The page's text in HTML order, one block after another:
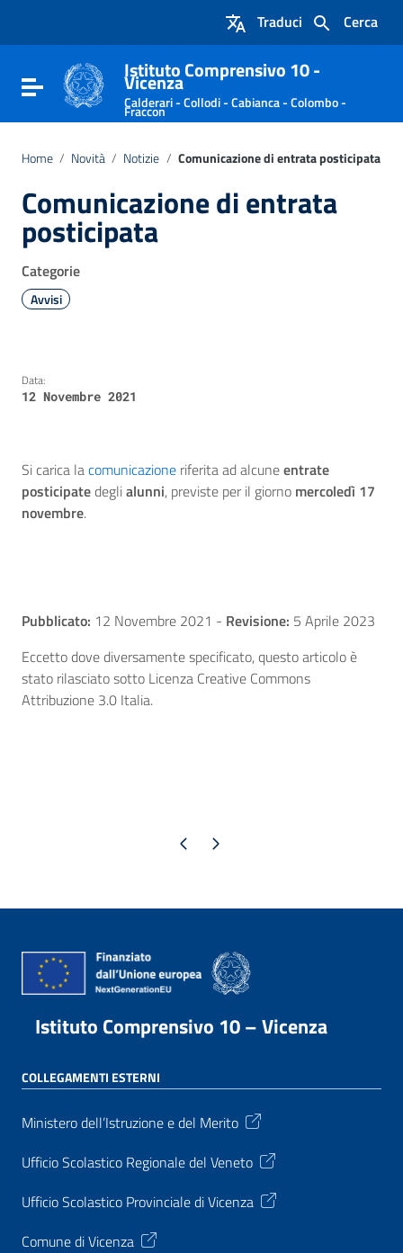
Vai al footer
Cerca
Traduci
Attiva / disattiva la navigazione
Istituto Comprensivo 10 -
Vicenza
Calderari - Collodi - Cabianca - Colombo -
Fraccon
Home / Novità / Notizie / Comunicazione di entrata posticipata
Comunicazione di entrata
posticipata
Categorie
Avvisi
Data:
12 Novembre 2021
Si carica lacomunicazione riferita ad alcuneentrate
posticipatedeglialunni, previste per il giorno mercoledì 17
novembre.
Pubblicato: 12 Novembre 2021 - Revisione: 5 Aprile 2023
Eccetto dove diversamente specificato, questo articolo è
stato rilasciato sotto Licenza Creative Commons
Attribuzione 3.0 Italia.
Pagina precedente
Pagina successiva
Istituto Comprensivo 10 – Vicenza
COLLEGAMENTI ESTERNI
Ministero dell’Istruzione e del Merito
Ufficio Scolastico Regionale del Veneto
Ufficio Scolastico Provinciale di Vicenza
Comune di Vicenza